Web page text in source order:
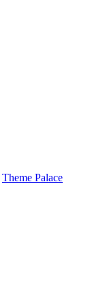
Theme Palace